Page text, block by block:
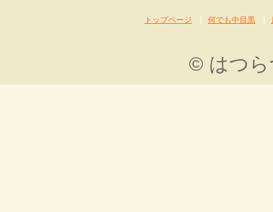
トップページ 何でも中目黒
© はつら